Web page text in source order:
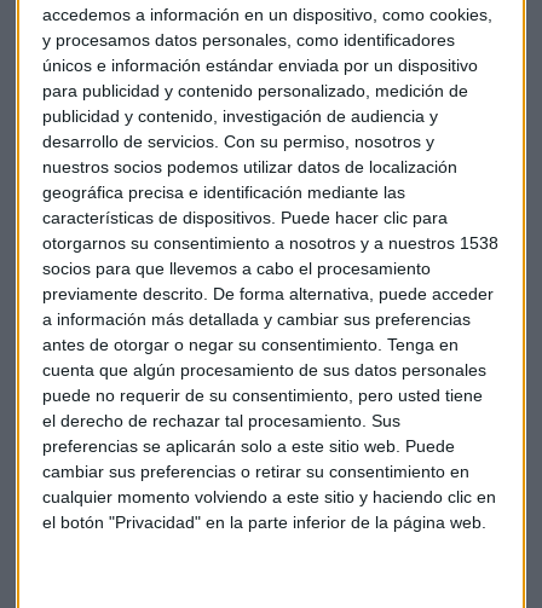
accedemos a información en un dispositivo, como cookies,
y procesamos datos personales, como identificadores
únicos e información estándar enviada por un dispositivo
para publicidad y contenido personalizado, medición de
publicidad y contenido, investigación de audiencia y
desarrollo de servicios. Con su permiso, nosotros y
nuestros socios podemos utilizar datos de localización
geográfica precisa e identificación mediante las
características de dispositivos. Puede hacer clic para
otorgarnos su consentimiento a nosotros y a nuestros 1538
socios para que llevemos a cabo el procesamiento
previamente descrito. De forma alternativa, puede acceder
a información más detallada y cambiar sus preferencias
antes de otorgar o negar su consentimiento. Tenga en
cuenta que algún procesamiento de sus datos personales
puede no requerir de su consentimiento, pero usted tiene
el derecho de rechazar tal procesamiento. Sus
preferencias se aplicarán solo a este sitio web. Puede
cambiar sus preferencias o retirar su consentimiento en
cualquier momento volviendo a este sitio y haciendo clic en
el botón "Privacidad" en la parte inferior de la página web.
Las bolsas europeas, al alza pendientes de la
geopolítica y la inflación en EEUU
Sandra Torrecillas